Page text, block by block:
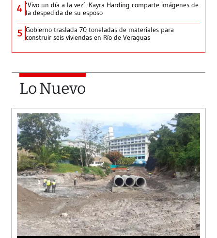
4 ‘Vivo un día a la vez’: Kayra Harding comparte imágenes de
la despedida de su esposo
5 Gobierno traslada 70 toneladas de materiales para
construir seis viviendas en Río de Veraguas
Lo Nuevo